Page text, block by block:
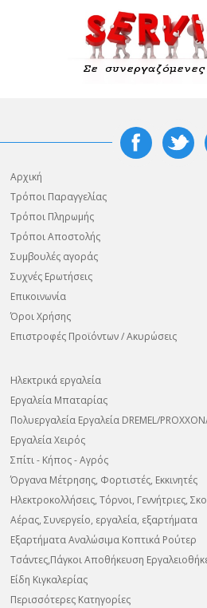
Αρχική
Τρόποι Παραγγελίας
Τρόποι Πληρωμής
Τρόποι Αποστολής
Συμβουλές αγοράς
Συχνές Ερωτήσεις
Επικοινωνία
Όροι Χρήσης
Επιστροφές Προϊόντων / Ακυρώσεις
Ηλεκτρικά εργαλεία
Εργαλεία Μπαταρίας
Πολυεργαλεία Εργαλεία DREMEL/
Εργαλεία Χειρός
Σπίτι - Κήπος - Αγρός
Όργανα Μέτρησης, Φορτιστές, Εκκινητές
Ηλεκτροκολλήσεις, Τόρνοι, Γεννήτριες,
Αέρας, Συνεργείο, εργαλεία, εξαρτήματα
Εξαρτήματα Αναλώσιμα Κοπτικά Ρούτερ
Τσάντες,Πάγκοι Αποθήκευση
Είδη Κιγκαλερίας
Περισσότερες Κατηγορίες